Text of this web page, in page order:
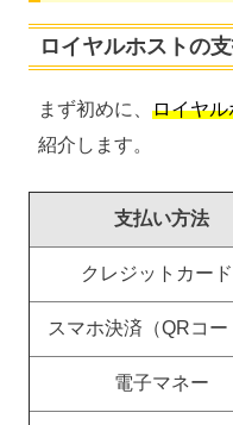
ロイヤルホストの
まず初めに、 ロイヤル
紹介します。
支払い方法
クレジットカード
スマホ決済（QRコー
電子マネー